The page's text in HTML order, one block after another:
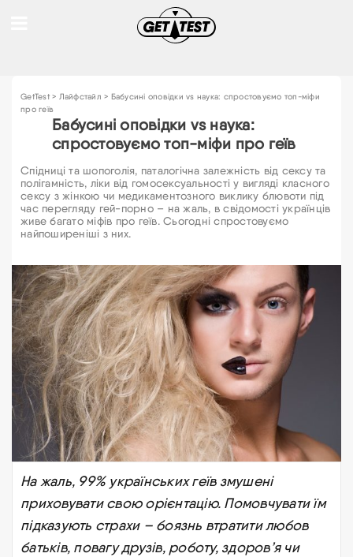
GetTest> Лайфстайл > Бабусині оповідки vs наука: спростовуємо топ-міфи
про геїв
Бабусині оповідки vs наука:
спростовуємо топ-міфи про геїв
Спідниці та шопоголія, паталогічна залежність від сексу та
полігамність, ліки від гомосексуальності у вигляді класного
сексу з жінкою чи медикаментозного виклику блювоти під
час перегляду гей-порно – на жаль, в свідомості українців
живе багато міфів про геїв. Сьогодні спростовуємо
найпоширеніші з них.
На жаль, 99% українських геїв змушені
приховувати свою орієнтацію. Помовчувати їм
підказують страхи – боязнь втратити любов
батьків, повагу друзів, роботу, здоров’я чи